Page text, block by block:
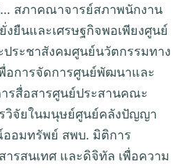
สภาคณาจารย์สภาพนักงาน
ยืนและเศรษฐกิจพอเพียงศูนย์
ระชาสังคมศูนย์นวัตกรรมทาง
อการจัดการศูนย์พัฒนาและ
รสื่อสารศูนย์ประสานคณะ
วิจัยในมนุษย์ศูนย์คลังปัญญา
อมทรัพย์ สพบ. มิติการ
รสนเทศ และดิจิทัล เพื่อความ